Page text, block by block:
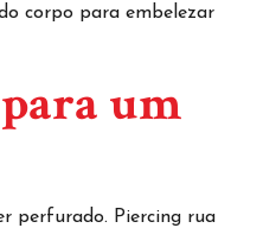
corpo para embelezar
um
perfurado. Piercing rua